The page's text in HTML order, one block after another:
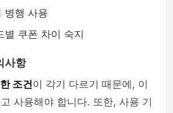
병행 사용
별 쿠폰 차이 숙지
사항
조건이 각기 다르기 때문에, 이
사용해야 합니다. 또한, 사용 기